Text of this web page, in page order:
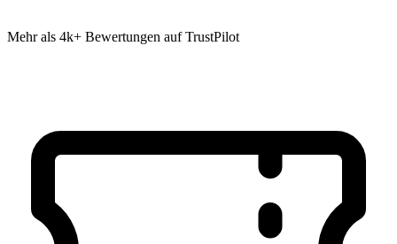
Mehr als 4k+ Bewertungen auf TrustPilot